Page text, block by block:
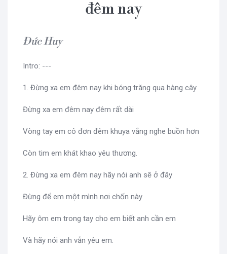
đêm nay
Đức Huy
Intro: ---
1. Đừng xa em đêm nay khi bóng trăng qua hàng cây
Đừng xa em đêm nay đêm rất dài
Vòng tay em cô đơn đêm khuya vắng nghe buồn hơn
Còn tim em khát khao yêu thương.
2. Đừng xa em đêm nay hãy nói anh sẽ ở đây
Đừng để em một mình nơi chốn này
Hãy ôm em trong tay cho em biết anh cần em
Và hãy nói anh vẫn yêu em.